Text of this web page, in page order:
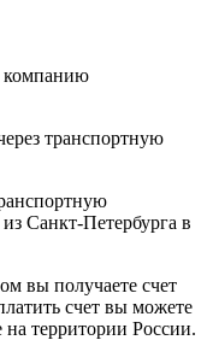
компанию
транспортную
Санкт-Петербурга в
вы получаете счет
счет вы можете
на территории России.